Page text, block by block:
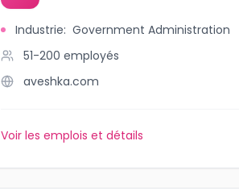
Industrie: Government Administration
51-200 employés
aveshka.com
Voir les emplois et détails